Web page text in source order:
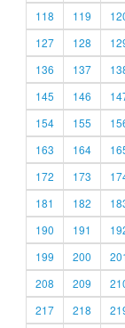
118
119
127
128
136
137
145
146
154
155
163
164
172
173
181
182
190
191
199
200
208
209
217
218